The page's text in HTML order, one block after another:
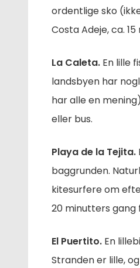
ordentlige sko
Costa Adeje, ca.
La Caleta. En lille
landsbyen har
har alle en
eller bus.
Playa de la Tejita.
baggrunden.
kitesurfere om
20 minutters gang
El Puertito. En
Stranden er lille,